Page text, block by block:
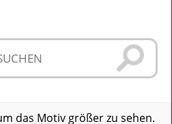
das Motiv größer zu sehen.